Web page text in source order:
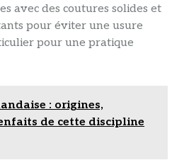
avec des coutures solides et
pour éviter une usure
pour une pratique
: origines,
de cette discipline